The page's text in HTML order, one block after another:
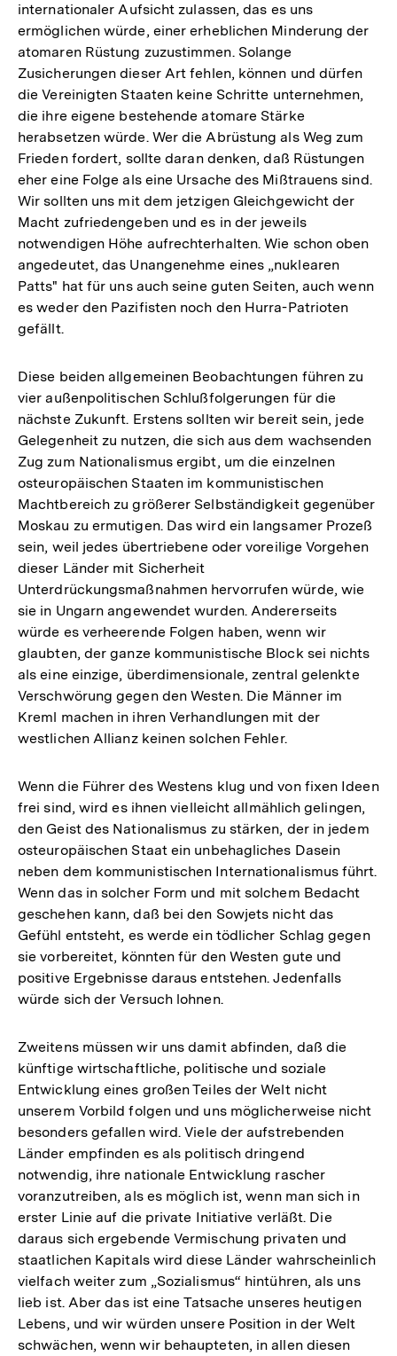
internationaler Aufsicht zulassen, das es uns
ermöglichen würde, einer erheblichen Minderung der
atomaren Rüstung zuzustimmen. Solange
Zusicherungen dieser Art fehlen, können und dürfen
die Vereinigten Staaten keine Schritte unternehmen,
die ihre eigene bestehende atomare Stärke
herabsetzen würde. Wer die Abrüstung als Weg zum
Frieden fordert, sollte daran denken, daß Rüstungen
eher eine Folge als eine Ursache des Mißtrauens sind.
Wir sollten uns mit dem jetzigen Gleichgewicht der
Macht zufriedengeben und es in der jeweils
notwendigen Höhe aufrechterhalten. Wie schon oben
angedeutet, das Unangenehme eines „nuklearen
Patts" hat für uns auch seine guten Seiten, auch wenn
es weder den Pazifisten noch den Hurra-Patrioten
gefällt.
Diese beiden allgemeinen Beobachtungen führen zu
vier außenpolitischen Schlußfolgerungen für die
nächste Zukunft. Erstens sollten wir bereit sein, jede
Gelegenheit zu nutzen, die sich aus dem wachsenden
Zug zum Nationalismus ergibt, um die einzelnen
osteuropäischen Staaten im kommunistischen
Machtbereich zu größerer Selbständigkeit gegenüber
Moskau zu ermutigen. Das wird ein langsamer Prozeß
sein, weil jedes übertriebene oder voreilige Vorgehen
dieser Länder mit Sicherheit
Unterdrückungsmaßnahmen hervorrufen würde, wie
sie in Ungarn angewendet wurden. Andererseits
würde es verheerende Folgen haben, wenn wir
glaubten, der ganze kommunistische Block sei nichts
als eine einzige, überdimensionale, zentral gelenkte
Verschwörung gegen den Westen. Die Männer im
Kreml machen in ihren Verhandlungen mit der
westlichen Allianz keinen solchen Fehler.
Wenn die Führer des Westens klug und von fixen Ideen
frei sind, wird es ihnen vielleicht allmählich gelingen,
den Geist des Nationalismus zu stärken, der in jedem
osteuropäischen Staat ein unbehagliches Dasein
neben dem kommunistischen Internationalismus führt.
Wenn das in solcher Form und mit solchem Bedacht
geschehen kann, daß bei den Sowjets nicht das
Gefühl entsteht, es werde ein tödlicher Schlag gegen
sie vorbereitet, könnten für den Westen gute und
positive Ergebnisse daraus entstehen. Jedenfalls
würde sich der Versuch lohnen.
Zweitens müssen wir uns damit abfinden, daß die
künftige wirtschaftliche, politische und soziale
Entwicklung eines großen Teiles der Welt nicht
unserem Vorbild folgen und uns möglicherweise nicht
besonders gefallen wird. Viele der aufstrebenden
Länder empfinden es als politisch dringend
notwendig, ihre nationale Entwicklung rascher
voranzutreiben, als es möglich ist, wenn man sich in
erster Linie auf die private Initiative verläßt. Die
daraus sich ergebende Vermischung privaten und
staatlichen Kapitals wird diese Länder wahrscheinlich
vielfach weiter zum „Sozialismus“ hintühren, als uns
lieb ist. Aber das ist eine Tatsache unseres heutigen
Lebens, und wir würden unsere Position in der Welt
schwächen, wenn wir behaupteten, in allen diesen